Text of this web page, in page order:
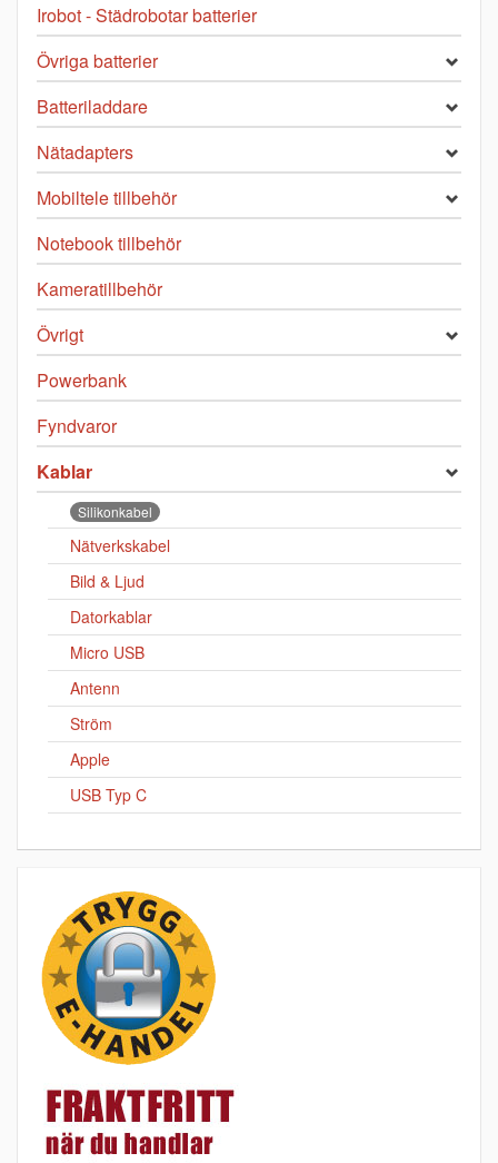
Irobot - Städrobotar batterier
Övriga batterier
Batteriladdare
Nätadapters
Mobiltele tillbehör
Notebook tillbehör
Kameratillbehör
Övrigt
Powerbank
Fyndvaror
Kablar
Silikonkabel
Nätverkskabel
Bild & Ljud
Datorkablar
Micro USB
Antenn
Ström
Apple
USB Typ C